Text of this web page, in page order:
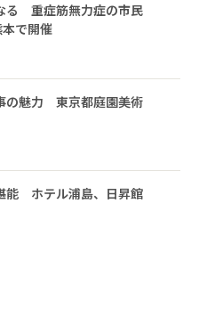
る 重症筋無力症の市民
で開催
の魅力 東京都庭園美術
能 ホテル浦島、日昇館